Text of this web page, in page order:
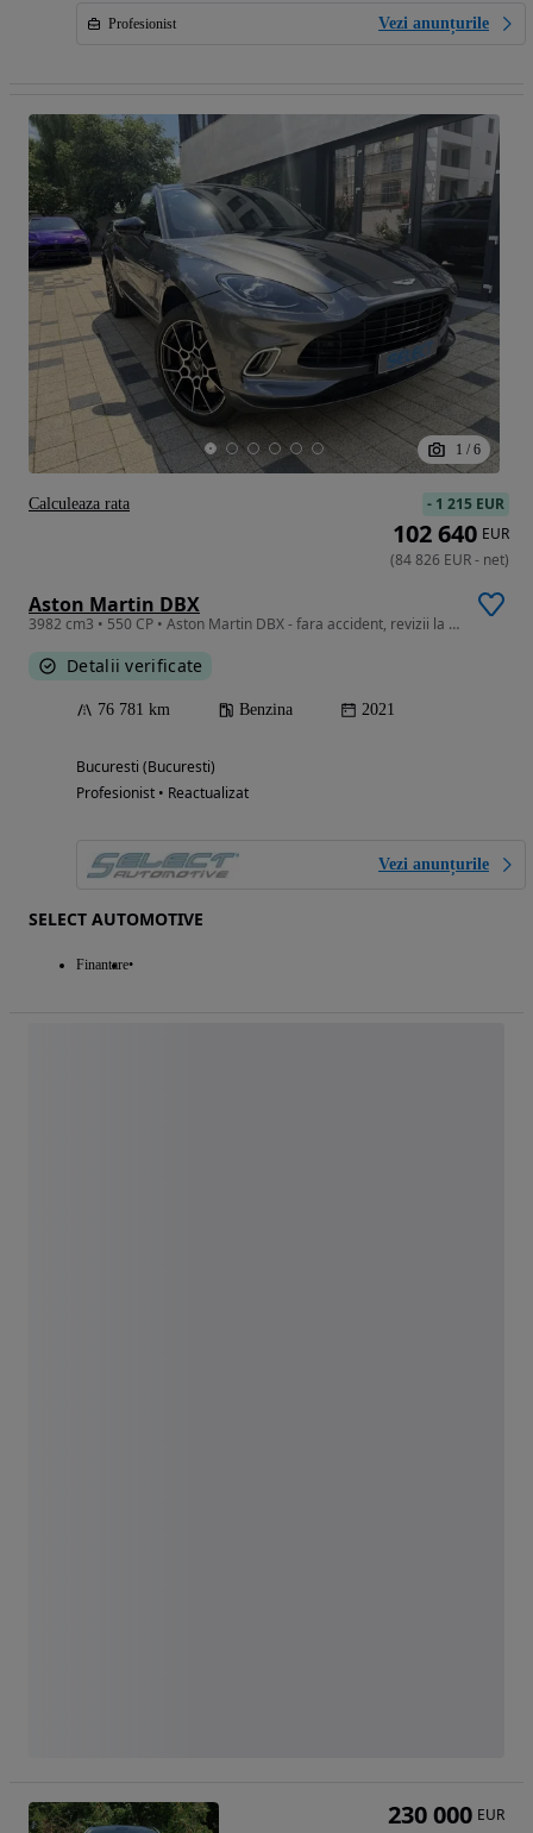
Profesionist Vezi anunțurile
1 / 6
Aston Martin DBX
3982 cm3 • 550 CP • Aston Martin DBX - fara accident, revizii la reprezentanta
Detalii verificate
76 781 km Benzina 2021
Bucuresti (Bucuresti)
Profesionist • Reactualizat
Vezi anunțurile
SELECT AUTOMOTIVE
Finantare
- 1 215 EUR
102 640 EUR
(84 826 EUR- net)
Calculeaza rata
230 000 EUR